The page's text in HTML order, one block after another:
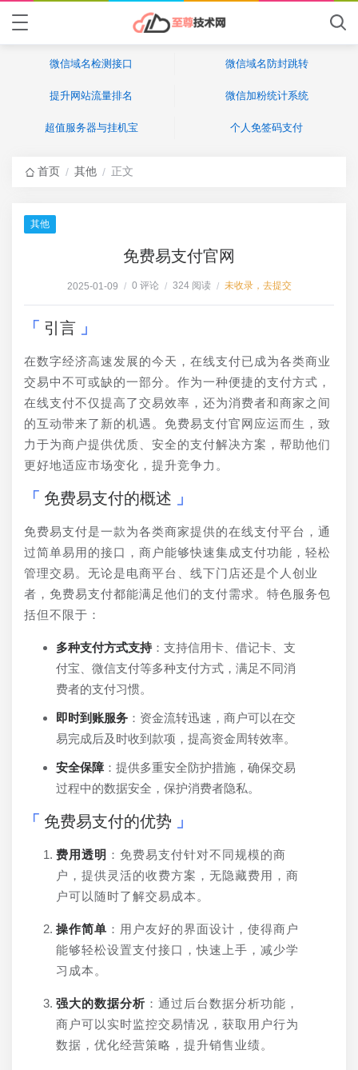
微信域名检测接口 微信域名防封跳转
提升网站流量排名 微信加粉统计系统
超值服务器与挂机宝 个人免签码支付
首页 / 其他 / 正文
其他
免费易支付官网
2025-01-09 / 0 评论 / 324 阅读 / 未收录，去提交
引言
在数字经济高速发展的今天，在线支付已成为各类商业
交易中不可或缺的一部分。作为一种便捷的支付方式，
在线支付不仅提高了交易效率，还为消费者和商家之间
的互动带来了新的机遇。免费易支付官网应运而生，致
力于为商户提供优质、安全的支付解决方案，帮助他们
更好地适应市场变化，提升竞争力。
免费易支付的概述
免费易支付是一款为各类商家提供的在线支付平台，通
过简单易用的接口，商户能够快速集成支付功能，轻松
管理交易。无论是电商平台、线下门店还是个人创业
者，免费易支付都能满足他们的支付需求。特色服务包
括但不限于：
多种支付方式支持：支持信用卡、借记卡、支
付宝、微信支付等多种支付方式，满足不同消
费者的支付习惯。
即时到账服务 ：资金流转迅速，商户可以在交
易完成后及时收到款项，提高资金周转效率。
安全保障 ：提供多重安全防护措施，确保交易
过程中的数据安全，保护消费者隐私。
免费易支付的优势
费用透明 ：免费易支付针对不同规模的商
户，提供灵活的收费方案，无隐藏费用，商
户可以随时了解交易成本。
操作简单 ：用户友好的界面设计，使得商户
能够轻松设置支付接口，快速上手，减少学
习成本。
强大的数据分析 ：通过后台数据分析功能，
商户可以实时监控交易情况，获取用户行为
数据，优化经营策略，提升销售业绩。